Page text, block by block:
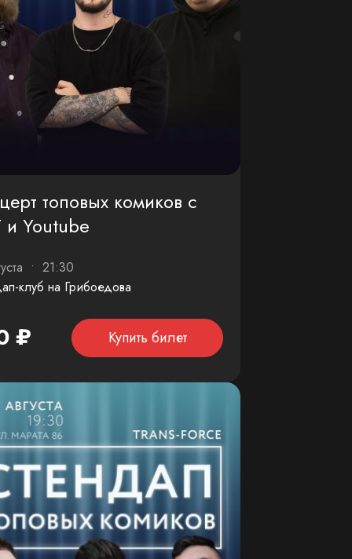
топовых комиков с
Youtube
• 21:30
клуб на Грибоедова
₽ Купить билет